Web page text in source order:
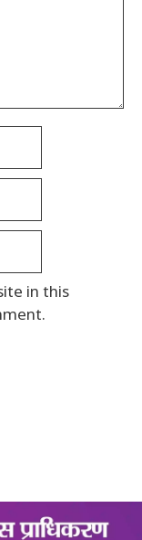
in this